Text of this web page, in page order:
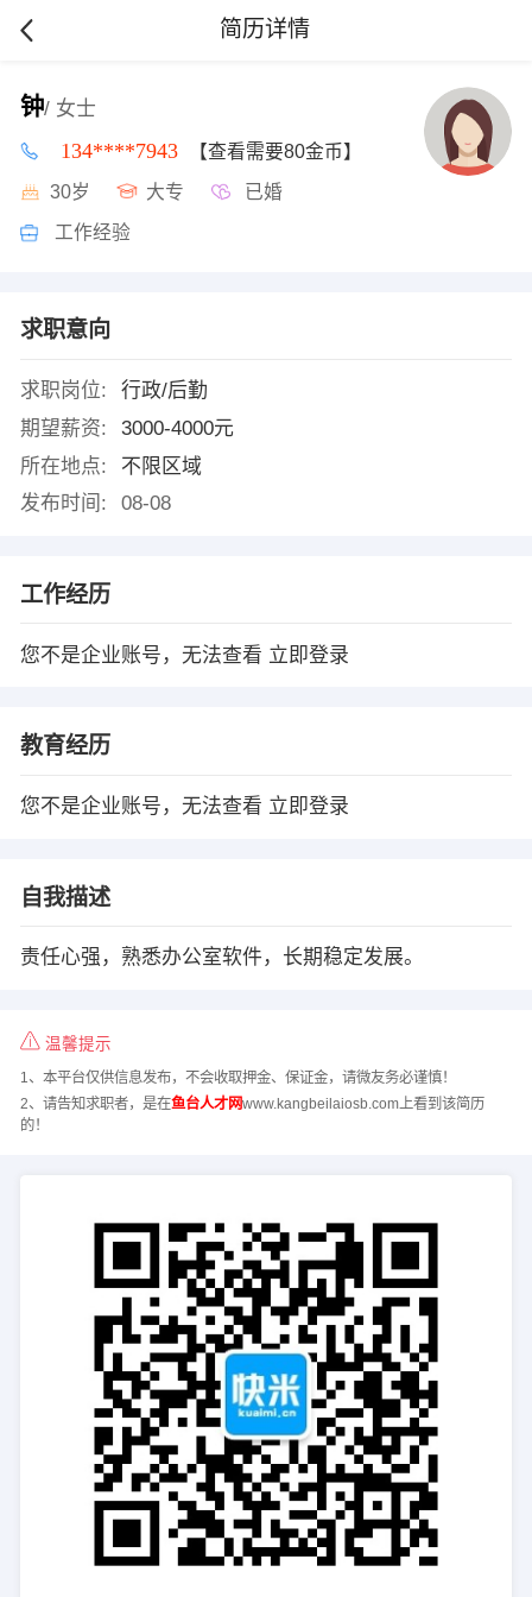
简历详情
钟/ 女士
134****7943 【查看需要80金币】
30岁 大专 已婚
工作经验
求职意向
求职岗位:
行政/后勤
期望薪资:
3000-4000元
所在地点:
不限区域
发布时间:
08-08
工作经历
您不是企业账号，无法查看 立即登录
教育经历
您不是企业账号，无法查看 立即登录
自我描述
责任心强，熟悉办公室软件，长期稳定发展。
温馨提示
1、本平台仅供信息发布，不会收取押金、保证金，请微友务必谨慎！
2、请告知求职者，是在鱼台人才网www.kangbeilaiosb.com上看到该简历
的！